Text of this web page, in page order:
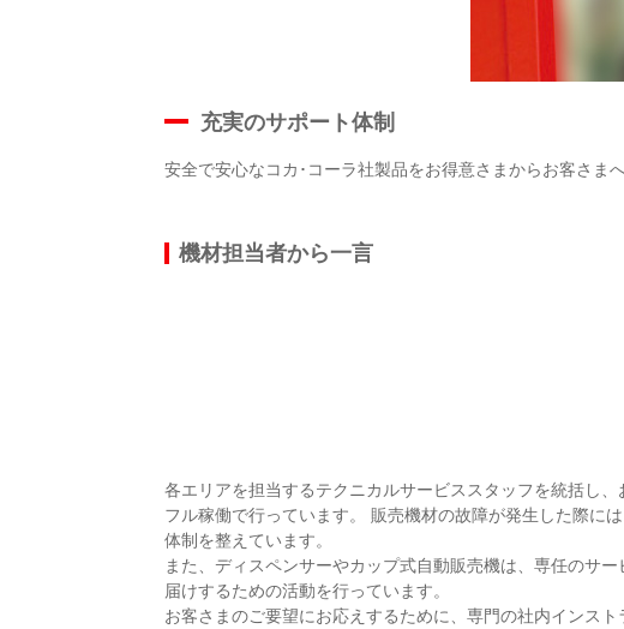
充実のサポート体制
安全で安心なコカ･コーラ社製品をお得意さまからお客さま
機材担当者から一言
各エリアを担当するテクニカルサービススタッフを統括し
フル稼働で行っています。 販売機材の故障が発生した際に
体制を整えています。
また、ディスペンサーやカップ式自動販売機は、専任のサ
届けするための活動を行っています。
お客さまのご要望にお応えするために、専門の社内インス